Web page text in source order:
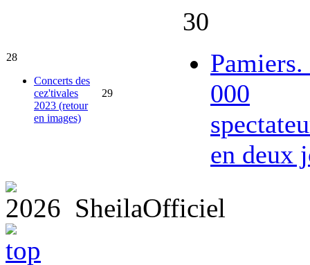
28
Concerts des
cez'tivales
2023 (retour
en images)
29
30
Pamiers.
000
en deux
2026 SheilaOfficiel